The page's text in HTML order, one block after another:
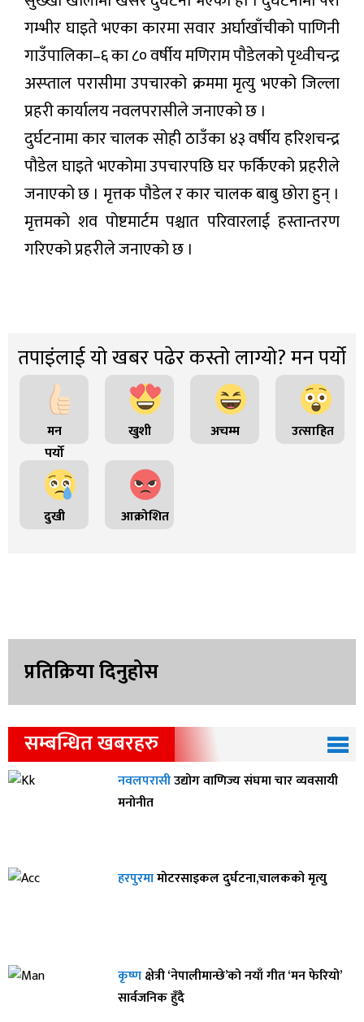
गम्भीर घाइते भएका कारमा सवार अर्घाखाँचीको पाणिनी
गाउँपालिका–६ का ८० वर्षीय मणिराम पौडेलको पृथ्वीचन्द्र
अस्प्ताल परासीमा उपचारको क्रममा मृत्यु भएको जिल्ला
प्रहरी कार्यालय नवलपरासीले जनाएको छ ।
दुर्घटनामा कार चालक सोही ठाउँका ४३ वर्षीय हरिशचन्द्र
पौडेल घाइते भएकोमा उपचारपछि घर फर्किएको प्रहरीले
जनाएको छ । मृत्तक पौडेल र कार चालक बाबु छोरा हुन् ।
मृत्तमको शव पोष्टमार्टम पश्चात परिवारलाई हस्तान्तरण
गरिएको प्रहरीले जनाएको छ ।
तपाइंलाई यो खबर पढेर कस्तो लाग्यो? मन पर्यो
मन
पर्यो
खुशी अचम्म उत्साहित
दुखी आक्रोशित
प्रतिक्रिया दिनुहोस
सम्बन्धित खबरहरु
नवलपरासीउद्योग वाणिज्य संघमा चार व्यवसायी
मनोनीत
हरपुरमामोटरसाइकल दुर्घटना,चालकको मृत्यु
कृष्णक्षेत्री ‘नेपालीमान्छे’को नयाँ गीत ‘मन फेरियो’
सार्वजनिक हुँदै